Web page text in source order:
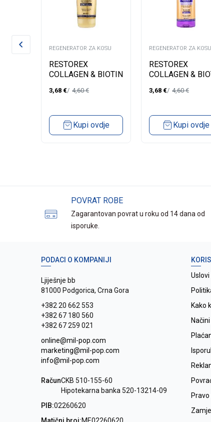
REGENERATOR ZA KOSU
RESTOREX
COLLAGEN & BIOTIN
VOLUMEN KOSE
3,68 € 4,60€
Kupi ovdje
REGENERATOR ZA KOSU
RESTOREX
COLLAGEN &
REGENERATOR ZA
200ML
3,68 € 4,60€
Kupi ovdje
POVRAT ROBE
Zagarantovan povrat u roku od 14 dana od
isporuke.
PODACI O KOMPANIJI
Ljiješnje bb
81000 Podgorica, Crna Gora
+382 20 662 553
+382 67 180 560
+382 67 259 021
online@mil-pop.com
marketing@mil-pop.com
info@mil-pop.com
RačunCKB 510-155-60
Hipotekarna banka 520-13214-09
PIB:02260620
Kako